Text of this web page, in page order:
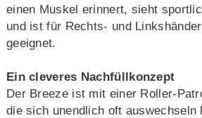
einen Muskel erinnert, sieht
und ist für Rechts- und
geeignet.
Ein cleveres Nachfüllkonzept
Der Breeze ist mit einer Roller-
die sich unendlich oft auswechseln